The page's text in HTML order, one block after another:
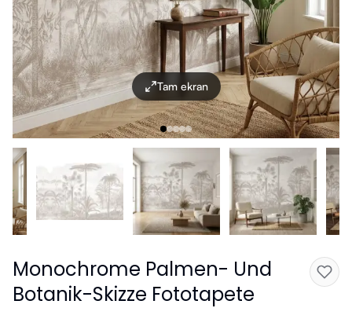
Tam ekran
Monochrome Palmen- Und
Botanik-Skizze Fototapete